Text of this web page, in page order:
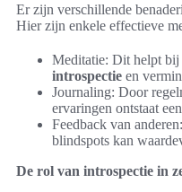
Er zijn verschillende
Hier zijn enkele effectieve
Meditatie: Dit helpt bij
introspectie en
Journaling: Door
ervaringen ontstaat
Feedback van
blindspots kan
De rol van introspectie in